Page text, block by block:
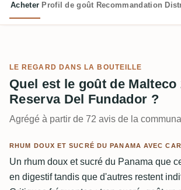
Acheter Profil de goût Recommandation
LE REGARD DANS LA BOUTEILLE
Quel est le goût de Malteco
Reserva Del Fundador ?
Agrégé à partir de 72 avis de la
RHUM DOUX ET SUCRÉ DU PANAMA AVEC
Un rhum doux et sucré du Panama que
en digestif tandis que d'autres restent